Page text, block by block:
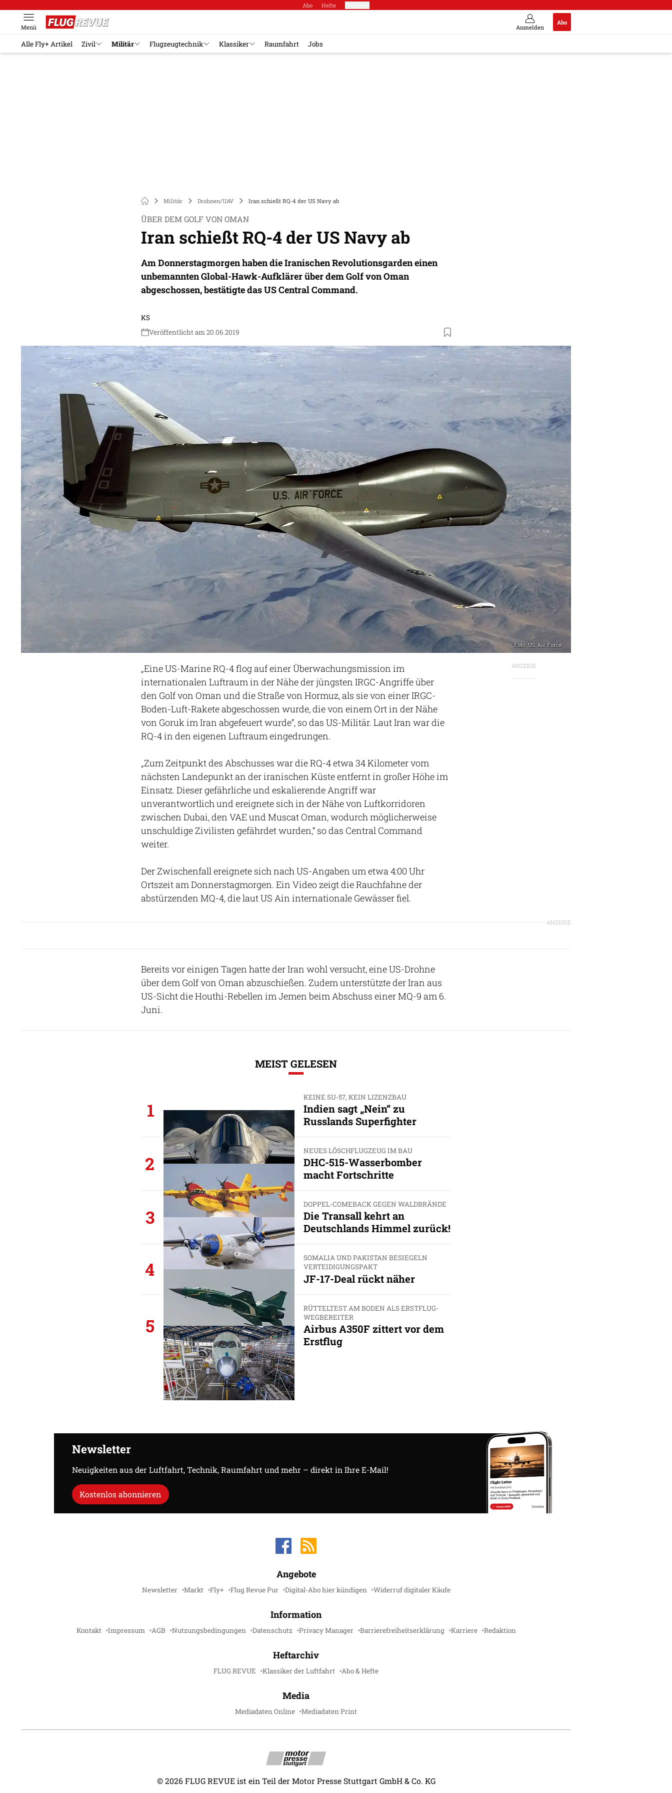
Abo Hefte
Anmelden
Abo
Menü
Alle Fly+ Artikel Zivil Militär Flugzeugtechnik Klassiker Raumfahrt Jobs
Militär Drohnen/UAV Iran schießt RQ-4 der US Navy ab
ÜBER DEM GOLF VON OMAN
Iran schießt RQ-4 der US Navy ab
Am Donnerstagmorgen haben die Iranischen Revolutionsgarden einen
unbemannten Global-Hawk-Aufklärer über dem Golf von Oman
abgeschossen, bestätigte das US Central Command.
KS
Veröffentlicht am 20.06.2019
Foto: US Air Force
ANZEIGE
„Eine US-Marine RQ-4 flog auf einer Überwachungsmission im
internationalen Luftraum in der Nähe der jüngsten IRGC-Angriffe über
den Golf von Oman und die Straße von Hormuz, als sie von einer IRGC-
Boden-Luft-Rakete abgeschossen wurde, die von einem Ort in der Nähe
von Goruk im Iran abgefeuert wurde“, so das US-Militär. Laut Iran war die
RQ-4 in den eigenen Luftraum eingedrungen.
„Zum Zeitpunkt des Abschusses war die RQ-4 etwa 34 Kilometer vom
nächsten Landepunkt an der iranischen Küste entfernt in großer Höhe im
Einsatz. Dieser gefährliche und eskalierende Angriff war
unverantwortlich und ereignete sich in der Nähe von Luftkorridoren
zwischen Dubai, den VAE und Muscat Oman, wodurch möglicherweise
unschuldige Zivilisten gefährdet wurden,“ so das Central Command
weiter.
Der Zwischenfall ereignete sich nach US-Angaben um etwa 4:00 Uhr
Ortszeit am Donnerstagmorgen. Ein Video zeigt die Rauchfahne der
abstürzenden MQ-4, die laut US Ain internationale Gewässer fiel.
ANZEIGE
Bereits vor einigen Tagen hatte der Iran wohl versucht, eine US-Drohne
über dem Golf von Oman abzuschießen. Zudem unterstützte der Iran aus
US-Sicht die Houthi-Rebellen im Jemen beim Abschuss einer MQ-9 am 6.
Juni.
MEIST GELESEN
1
KEINE SU-57, KEIN LIZENZBAU
Indien sagt „Nein“ zu
Russlands Superfighter
2
NEUES LÖSCHFLUGZEUG IM BAU
DHC-515-Wasserbomber
macht Fortschritte
3
DOPPEL-COMEBACK GEGEN WALDBRÄNDE
Die Transall kehrt an
Deutschlands Himmel zurück!
4
SOMALIA UND PAKISTAN BESIEGELN
VERTEIDIGUNGSPAKT
JF-17-Deal rückt näher
5
RÜTTELTEST AM BODEN ALS ERSTFLUG-
WEGBEREITER
Airbus A350F zittert vor dem
Erstflug
Newsletter
Neuigkeiten aus der Luftfahrt, Technik, Raumfahrt und mehr – direkt in Ihre E-Mail!
Kostenlos abonnieren
Angebote
Newsletter Markt Fly+ Flug Revue Pur Digital-Abo hier kündigen Widerruf digitaler Käufe
Information
Kontakt Impressum AGB Nutzungsbedingungen Datenschutz Privacy Manager Barrierefreiheitserklärung Karriere Redaktion
Heftarchiv
FLUG REVUE Klassiker der Luftfahrt Abo & Hefte
Media
Mediadaten Online Mediadaten Print
©2026 FLUG REVUE ist ein Teil der Motor Presse Stuttgart GmbH & Co. KG